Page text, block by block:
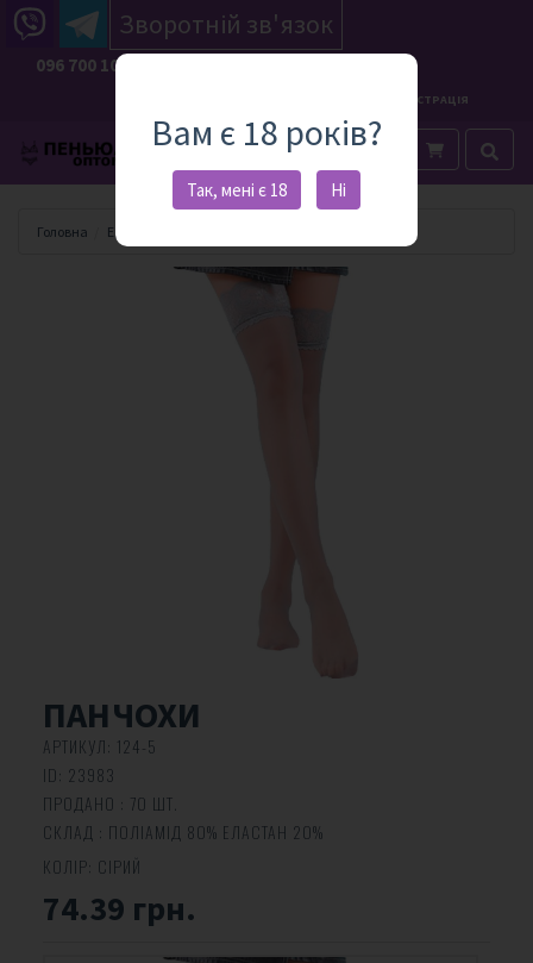
Вам є 18 років?
Так, мені є 18 Ні
096 700 10 86
РЕЄСТРАЦІЯ
Каталог
Каталог
Зворотній зв'язок
Головна Еротична білизна
ПАНЧОХИ
АРТИКУЛ: 124-5
ID: 23983
ПРОДАНО : 70 ШТ.
СКЛАД : ПОЛІАМІД 80% ЕЛАСТАН 20%
КОЛІР: СІРИЙ
74.39 грн.